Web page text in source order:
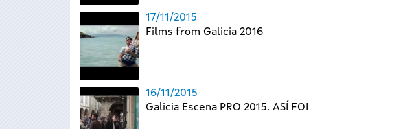
17/11/2015
Films from Galicia 2016
16/11/2015
Galicia Escena PRO 2015. ASÍ FOI